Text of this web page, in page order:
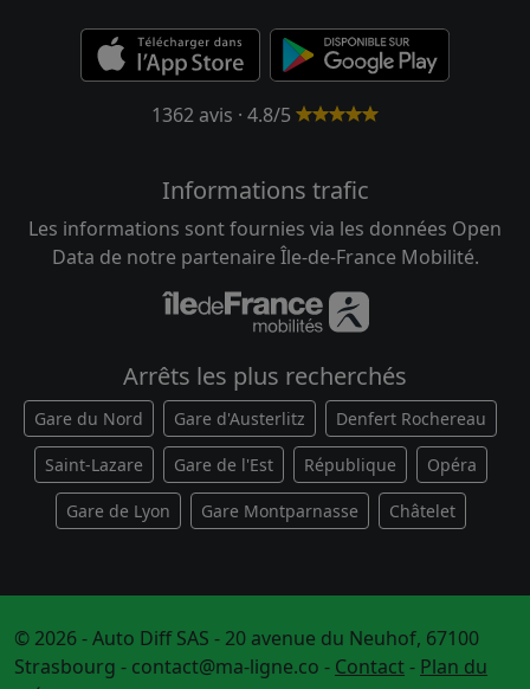
1362 avis · 4.8/5
Informations trafic
Les informations sont fournies via les données Open
Data de notre partenaire Île-de-France Mobilité.
Arrêts les plus recherchés
Gare du Nord Gare d'Austerlitz Denfert Rochereau
Saint-Lazare Gare de l'Est République Opéra
Gare de Lyon Gare Montparnasse Châtelet
© 2026 - Auto Diff SAS - 20 avenue du Neuhof, 67100
Strasbourg - contact@ma-ligne.co - Contact- Plan du